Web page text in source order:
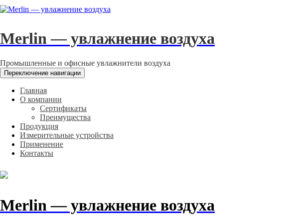
Merlin — увлажнение воздуха
Промышленные и офисные увлажнители воздуха
Переключение навигации
Главная
О компании
Сертификаты
Преимущества
Продукция
Измерительные устройства
Применение
Контакты
Merlin — увлажнение воздуха